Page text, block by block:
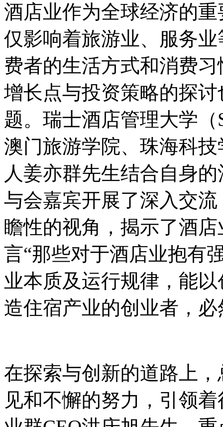
酒店业作为全球经济的
仅影响着旅游业、服务
费者的生活方式和消费
增长点与投资策略的探
题。瑞士酒店管理大学
澳门旅游学院、珠海科
人姜亦群先生结合自身
与会嘉宾开展了深入交
瞻性的视角，揭示了酒
言“那些对于酒店业抱有
业本质及运行规律，能
造住宿产业的创业者，
在探索与创新的道路上
见和不懈的努力，引领